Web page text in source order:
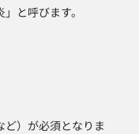
と呼びます。
）が必須となりま